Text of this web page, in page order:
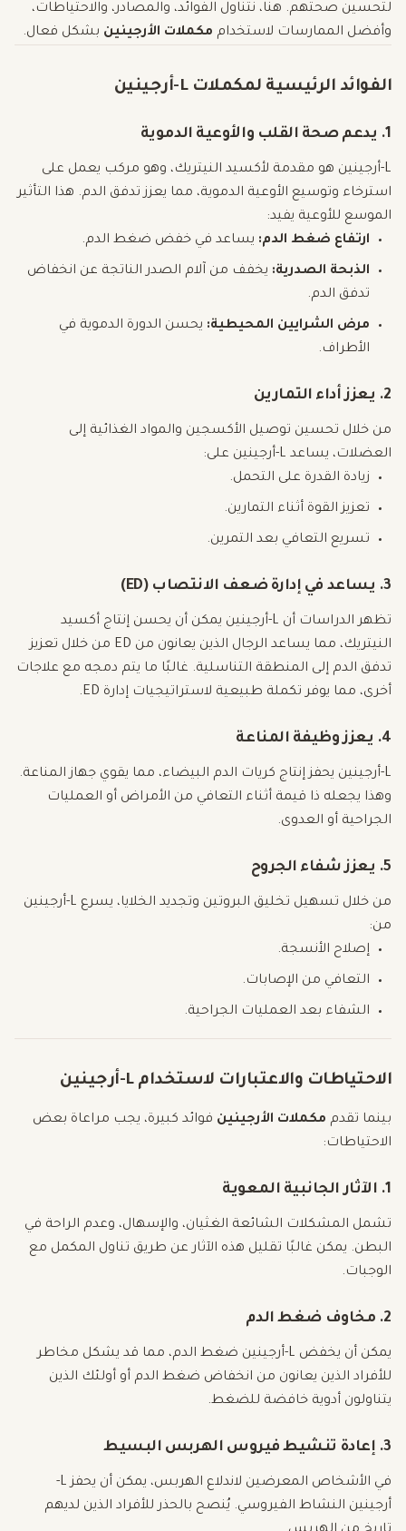
لتحسين صحتهم. هنا، نتناول الفوائد، والمصادر، والاحتياطات،
وأفضل الممارسات لاستخدام مكملات الأرجينين بشكل فعال.
الفوائد الرئيسية لمكملات L-أرجينين
1. يدعم صحة القلب والأوعية الدموية
L-أرجينين هو مقدمة لأكسيد النيتريك، وهو مركب يعمل على
استرخاء وتوسيع الأوعية الدموية، مما يعزز تدفق الدم. هذا التأثير
الموسع للأوعية يفيد:
ارتفاع ضغط الدم: يساعد في خفض ضغط الدم.
الذبحة الصدرية: يخفف من آلام الصدر الناتجة عن انخفاض
تدفق الدم.
مرض الشرايين المحيطية: يحسن الدورة الدموية في
الأطراف.
2. يعزز أداء التمارين
من خلال تحسين توصيل الأكسجين والمواد الغذائية إلى
العضلات، يساعد L-أرجينين على:
زيادة القدرة على التحمل.
تعزيز القوة أثناء التمارين.
تسريع التعافي بعد التمرين.
3. يساعد في إدارة ضعف الانتصاب (ED)
تظهر الدراسات أن L-أرجينين يمكن أن يحسن إنتاج أكسيد
النيتريك، مما يساعد الرجال الذين يعانون من ED من خلال تعزيز
تدفق الدم إلى المنطقة التناسلية. غالبًا ما يتم دمجه مع علاجات
أخرى، مما يوفر تكملة طبيعية لاستراتيجيات إدارة ED.
4. يعزز وظيفة المناعة
L-أرجينين يحفز إنتاج كريات الدم البيضاء، مما يقوي جهاز المناعة.
وهذا يجعله ذا قيمة أثناء التعافي من الأمراض أو العمليات
الجراحية أو العدوى.
5. يعزز شفاء الجروح
من خلال تسهيل تخليق البروتين وتجديد الخلايا، يسرع L-أرجينين
من:
إصلاح الأنسجة.
التعافي من الإصابات.
الشفاء بعد العمليات الجراحية.
الاحتياطات والاعتبارات لاستخدام L-أرجينين
بينما تقدم مكملات الأرجينين فوائد كبيرة، يجب مراعاة بعض
الاحتياطات:
1. الآثار الجانبية المعوية
تشمل المشكلات الشائعة الغثيان، والإسهال، وعدم الراحة في
البطن. يمكن غالبًا تقليل هذه الآثار عن طريق تناول المكمل مع
الوجبات.
2. مخاوف ضغط الدم
يمكن أن يخفض L-أرجينين ضغط الدم، مما قد يشكل مخاطر
للأفراد الذين يعانون من انخفاض ضغط الدم أو أولئك الذين
يتناولون أدوية خافضة للضغط.
3. إعادة تنشيط فيروس الهربس البسيط
في الأشخاص المعرضين لاندلاع الهربس، يمكن أن يحفز L-
أرجينين النشاط الفيروسي. يُنصح بالحذر للأفراد الذين لديهم